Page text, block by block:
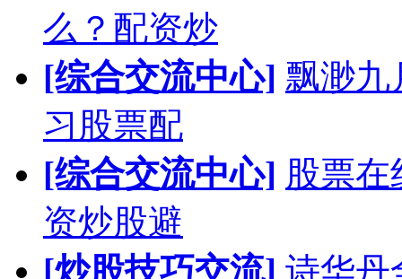
么？配资炒
[综合交流中心] 飘渺九
习股票配
[综合交流中心] 股票
资炒股避
[炒股技巧交流] 诗华丹